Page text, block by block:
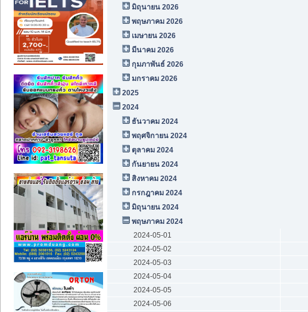
มิถุนายน 2026
พฤษภาคม 2026
เมษายน 2026
มีนาคม 2026
กุมภาพันธ์ 2026
มกราคม 2026
2025
2024
ธันวาคม 2024
พฤศจิกายน 2024
ตุลาคม 2024
กันยายน 2024
สิงหาคม 2024
กรกฎาคม 2024
มิถุนายน 2024
พฤษภาคม 2024
2024-05-01
2024-05-02
2024-05-03
2024-05-04
2024-05-05
2024-05-06